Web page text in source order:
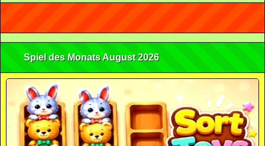
Spiel des Monats August 2026